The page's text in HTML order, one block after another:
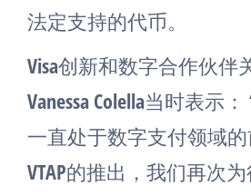
法定支持的代币。
Visa创新和数字合作伙伴
Vanessa Colella当时表示
一直处于数字支付领域
VTAP的推出，我们再次